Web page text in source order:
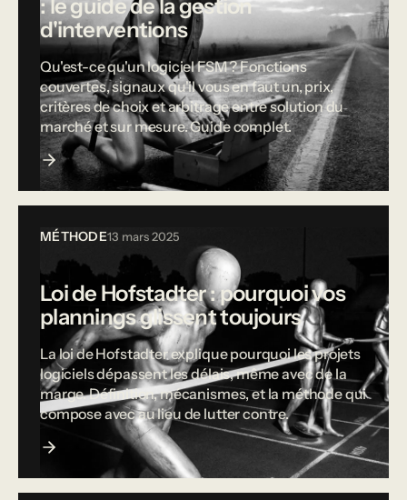
: le guide de la gestion
d'interventions
Qu'est-ce qu'un logiciel FSM ? Fonctions
couvertes, signaux qu'il vous en faut un, prix,
critères de choix et arbitrage entre solution du
marché et sur mesure. Guide complet.
MÉTHODE13 mars 2025
Loi de Hofstadter : pourquoi vos
plannings glissent toujours
La loi de Hofstadter explique pourquoi les projets
logiciels dépassent les délais, même avec de la
marge. Définition, mécanismes, et la méthode qui
compose avec au lieu de lutter contre.